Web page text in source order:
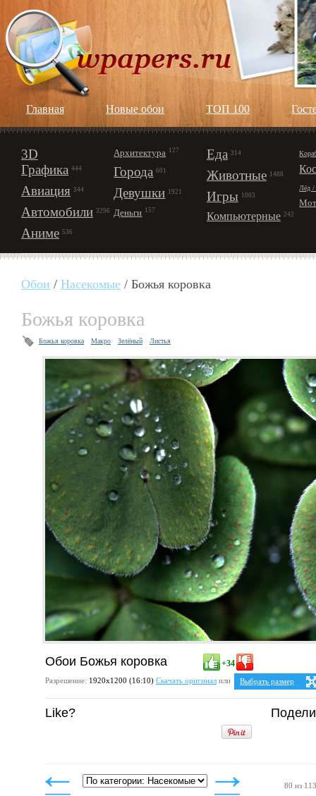
Главная Новые обои ТОП 100
3D
Графика 444
Авиация 344
Автомобили 3296
Аниме 536
Архитектура 127
Города 601
Девушки 1921
Деньги 157
Еда 314
Животные 1488
Игры 1003
Компьютерные 242
Лёд
Обои / Насекомые / Божья коровка
Божья коровка
Божья коровка Макро Зелёный Листья
Обои Божья коровка +34
Разрешение: 1920х1200 (16:10) Скачать оригиналили
Выбрать размер
Ваше разрешение:Не
1280x1024
1400x1050
1600x1200
Like?
80 из